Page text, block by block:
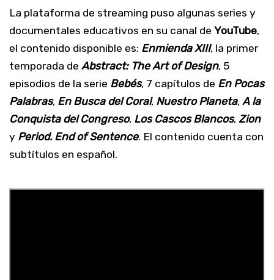
La plataforma de streaming puso algunas series y
documentales educativos en su canal de YouTube,
el contenido disponible es: Enmienda XIII, la primer
temporada de Abstract: The Art of Design, 5
episodios de la serie Bebés, 7 capítulos de En Pocas
Palabras, En Busca del Coral, Nuestro Planeta, A la
Conquista del Congreso, Los Cascos Blancos, Zion
y Period. End of Sentence. El contenido cuenta con
subtítulos en español.